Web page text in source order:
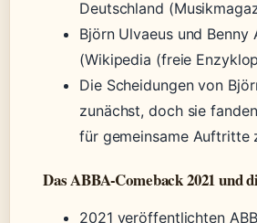
Deutschland
Björn Ulvaeus und
(Wikipedia (freie
Die Scheidungen von
zunächst, doch sie
für gemeinsame Auftritte
Das ABBA-Comeback 2021 und
2021 veröffentlichten